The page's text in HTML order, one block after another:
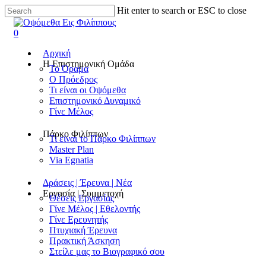
Hit enter to search or ESC to close
0
Αρχική
Η Επιστημονική Ομάδα
Το Όραμα
Ο Πρόεδρος
Τι είναι οι Οψόμεθα
Επιστημονικό Δυναμικό
Γίνε Μέλος
Πάρκο Φιλίππων
Τι είναι το Πάρκο Φιλίππων
Master Plan
Via Egnatia
Δράσεις | Έρευνα | Νέα
Εργασία | Συμμετοχή
Θέσεις Εργασίας
Γίνε Μέλος | Εθελοντής
Γίνε Ερευνητής
Πτυχιακή Έρευνα
Πρακτική Άσκηση
Στείλε μας το Βιογραφικό σου